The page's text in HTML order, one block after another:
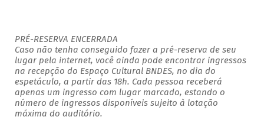
PRÉ-RESERVA ENCERRADA
Caso não tenha conseguido fazer a pré-reserva de seu
lugar pela internet, você ainda pode encontrar ingressos
na recepção do Espaço Cultural BNDES, no dia do
espetáculo, a partir das 18h. Cada pessoa receberá
apenas um ingresso com lugar marcado, estando o
número de ingressos disponíveis sujeito à lotação
máxima do auditório.